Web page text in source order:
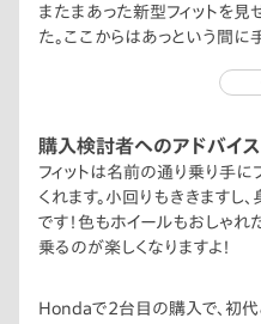
またまあった新型フィットを見
た。ここからはあっという間に
購入検討者へのアドバイス
フィットは名前の通り乗り手に
くれます。小回りもききますし
です！色もホイールもおしゃれ
乗るのが楽しくなりますよ！
Hondaで2台目の購入で、初代